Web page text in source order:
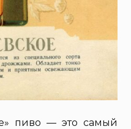
пиво — это самый